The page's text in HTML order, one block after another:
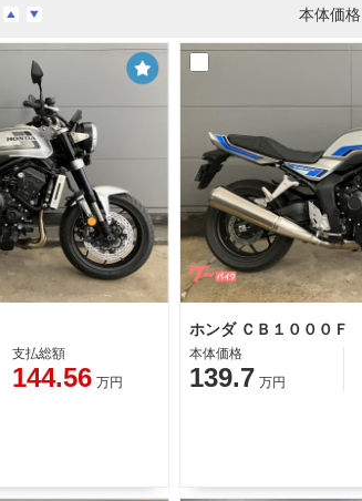
本体価格
支払総額
144.56 万円
ホンダ ＣＢ１０００Ｆ
本体価格
139.7 万円